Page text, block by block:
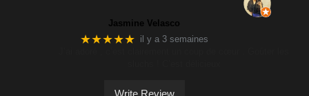
Jasmine Velasco
★★★★★ il y a 3 semaines
Write Review